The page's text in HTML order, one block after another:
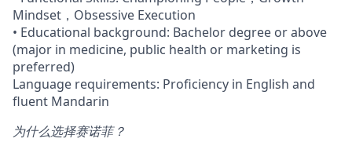
Mindset，Obsessive Execution
• Educational background: Bachelor degree or above
(major in medicine, public health or marketing is
preferred)
Language requirements: Proficiency in English and
fluent Mandarin
为什么选择赛诺菲？